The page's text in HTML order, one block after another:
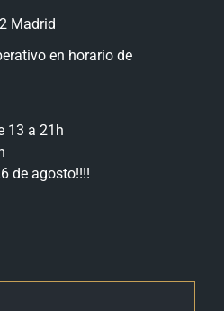
Madrid
en horario de
13 a 21h
de agosto!!!!